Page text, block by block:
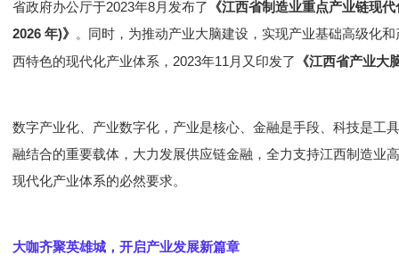
省政府办公厅于2023年8月发布了 《江西省制造业重点产业链现
2026 年)》 。 同时，为推动产业大脑建设，实现产业基础高级化
西特色的现代化产业体系，2023年11月又印发了 《江西省产业大
数字产业化、产业数字化，产业是核心、金融是手段、科技是工
融结合的重要载体，大力发展供应链金融，全力支持江西制造业
现代化产业体系的必然要求。
大咖齐聚英雄城，开启产业发展新篇章